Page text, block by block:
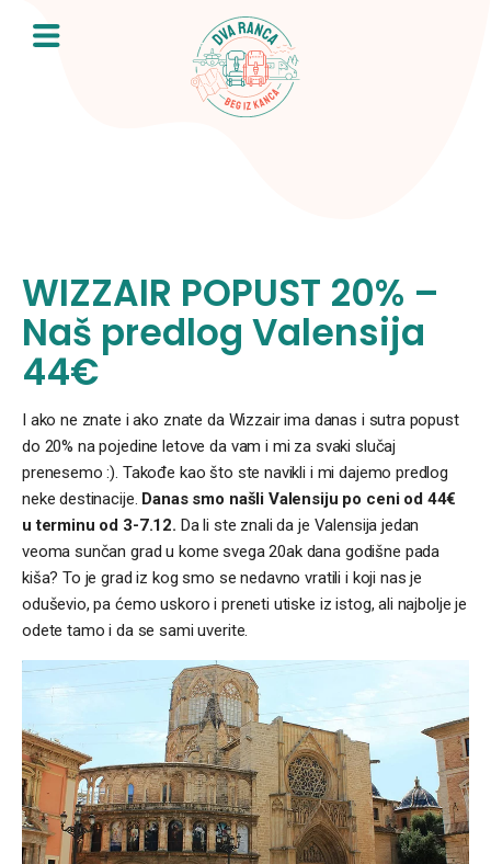
content
WIZZAIR POPUST 20% –
Naš predlog Valensija
44€
I ako ne znate i ako znate da Wizzair ima danas i sutra popust
do 20% na pojedine letove da vam i mi za svaki slučaj
prenesemo :). Takođe kao što ste navikli i mi dajemo predlog
neke destinacije. Danas smo našli Valensiju po ceni od 44€
u terminu od 3-7.12. Da li ste znali da je Valensija jedan
veoma sunčan grad u kome svega 20ak dana godišne pada
kiša? To je grad iz kog smo se nedavno vratili i koji nas je
oduševio, pa ćemo uskoro i preneti utiske iz istog, ali najbolje je
odete tamo i da se sami uverite.